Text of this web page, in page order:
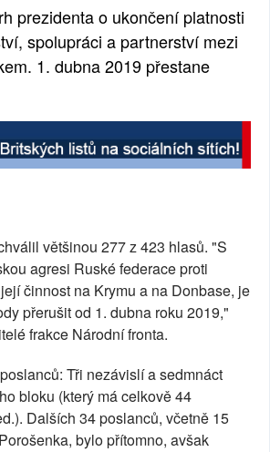
prezidenta o ukončení platnosti
spolupráci a partnerství mezi
1. dubna 2019 přestane
většinou 277 z 423 hlasů. "S
agresi Ruské federace proti
činnost na Krymu a na Donbase, je
přerušit od 1. dubna roku 2019,"
frakce Národní fronta.
Tři nezávislí a sedmnáct
bloku (který má celkově 44
Dalších 34 poslanců, včetně 15
bylo přítomno, avšak